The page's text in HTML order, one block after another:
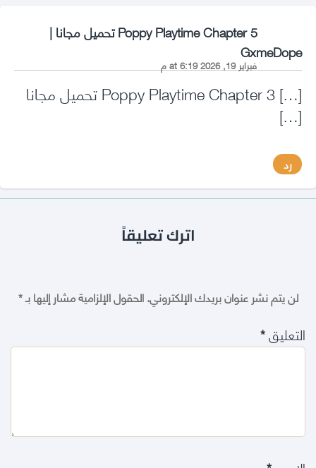
Poppy Playtime Chapter 5 تحميل مجانا |
GxmeDope
says:فبراير 19, 2026 at 6:19 م
[…] Poppy Playtime Chapter 3 تحميل مجانا
[…]
رد
اترك تعليقاً
لن يتم نشر عنوان بريدك الإلكتروني.الحقول الإلزامية مشار إليها بـ*
التعليق*